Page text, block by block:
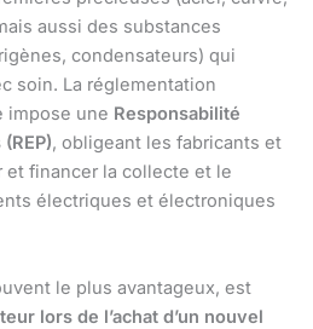
aussi des substances
condensateurs) qui
soin. La réglementation
impose une Responsabilité
, obligeant les fabricants et
financer la collecte et le
électriques et électroniques
le plus avantageux, est
lors de l’achat d’un nouvel